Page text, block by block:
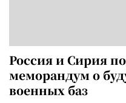
Россия и Сирия
меморандум о
военных баз